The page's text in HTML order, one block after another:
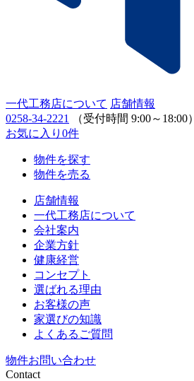
一代工務店について 店舗情報
0258-34-2221
（受付時間 9:00～18:00）
お気に入り 0件
物件を探す
物件を売る
店舗情報
一代工務店について
会社案内
企業方針
健康経営
コンセプト
選ばれる理由
お客様の声
家選びの知識
よくあるご質問
物件お問い合わせ
Contact